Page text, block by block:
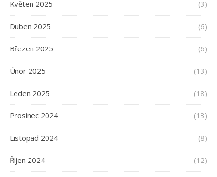
Květen 2025 (3)
Duben 2025 (6)
Březen 2025 (6)
Únor 2025 (13)
Leden 2025 (18)
Prosinec 2024 (13)
Listopad 2024 (8)
Říjen 2024 (12)